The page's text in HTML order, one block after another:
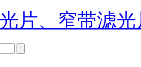
片、窄带滤